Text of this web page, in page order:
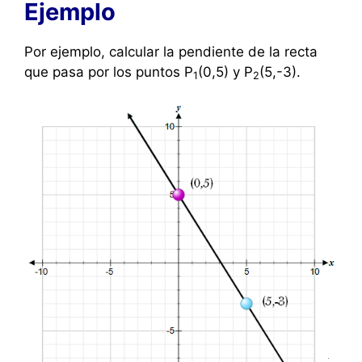
Ejemplo
Por ejemplo, calcular la pendiente de la recta
que pasa por los puntos P1(0,5) y P2(5,-3).